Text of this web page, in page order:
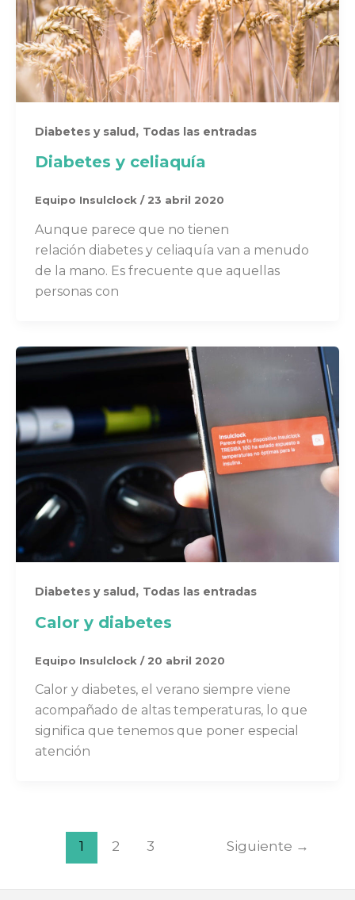
Diabetes y salud, Todas las entradas
Diabetes y celiaquía
Equipo Insulclock / 23 abril 2020
Aunque parece que no tienen
relación diabetes y celiaquía van a menudo
de la mano. Es frecuente que aquellas
personas con
Diabetes y salud, Todas las entradas
Calor y diabetes
Equipo Insulclock / 20 abril 2020
Calor y diabetes, el verano siempre viene
acompañado de altas temperaturas, lo que
significa que tenemos que poner especial
atención
1 2 3 Siguiente →